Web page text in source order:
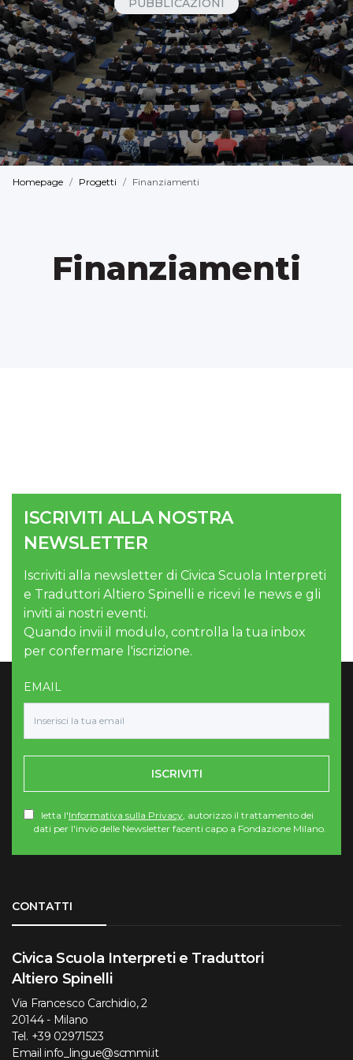
PUBBLICAZIONI
Homepage Progetti Finanziamenti
Finanziamenti
ISCRIVITI ALLA NOSTRA
NEWSLETTER
Iscriviti alla newsletter di Civica Scuola Interpreti
e Traduttori Altiero Spinelli e ricevi le news e gli
inviti ai nostri eventi.
Quando invii il modulo, controlla la tua inbox
per confermare l'iscrizione.
EMAIL
ISCRIVITI
letta l'Informativa sulla Privacy , autorizzo il trattamento dei
dati per l'invio delle Newsletter facenti capo a Fondazione Milano.
CONTATTI
Civica Scuola Interpreti e Traduttori
Altiero Spinelli
Via Francesco Carchidio, 2
20144 - Milano
Tel. +39 02971523
Email info_lingue@scmmi.it